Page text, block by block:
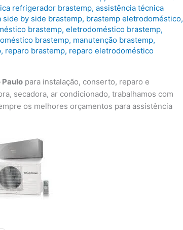
refrigerador brastemp,assistência técnica
side by side brastemp, brastemp eletrodoméstico,
brastemp,eletrodoméstico brastemp,
brastemp, manutenção brastemp,
, reparo brastemp, reparo eletrodoméstico
Paulo para instalação, conserto, reparo e
secadora, ar condicionado, trabalhamos com
os melhores orçamentos para assistência